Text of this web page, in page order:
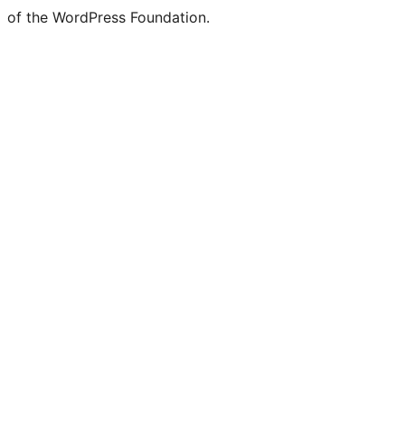
of the WordPress Foundation.